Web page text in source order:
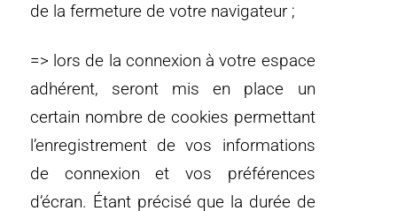
de la fermeture de votre navigateur ;
=> lors de la connexion à votre espace
adhérent, seront mis en place un
certain nombre de cookies permettant
l’enregistrement de vos informations
de connexion et vos préférences
d’écran. Étant précisé que la durée de